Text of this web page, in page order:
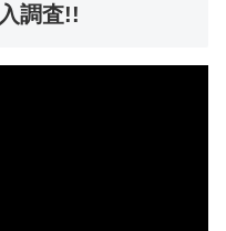
調査!!